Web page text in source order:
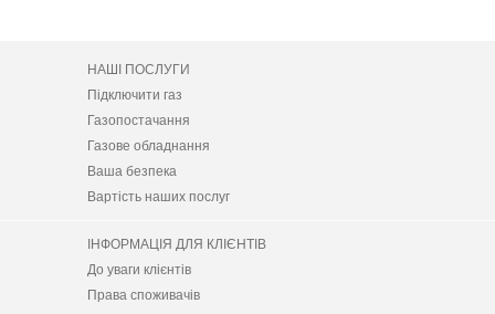
НАШІ ПОСЛУГИ
Підключити газ
Газопостачання
Газове обладнання
Ваша безпека
Вартість наших послуг
ІНФОРМАЦІЯ ДЛЯ КЛІЄНТІВ
До уваги клієнтів
Права споживачів